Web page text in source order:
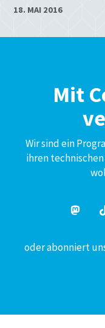
18. MAI 2016
Mit
Wir sind ein
ihren
oder abonniert